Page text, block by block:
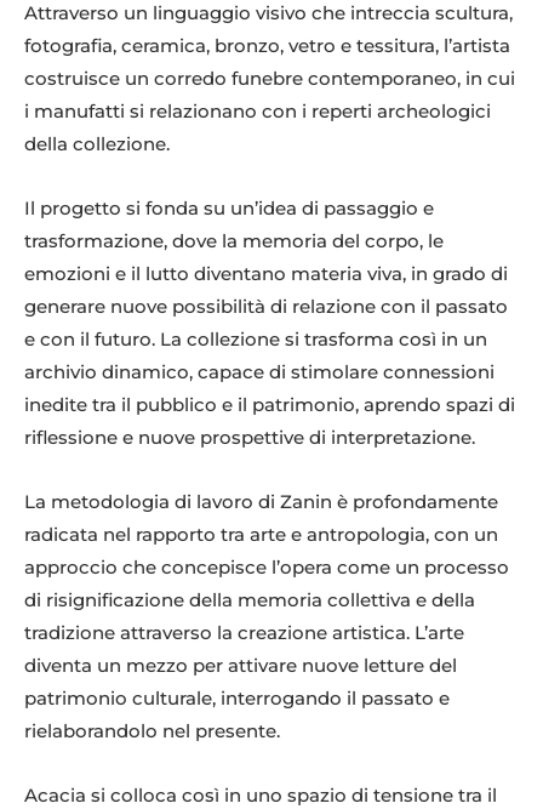
Attraverso un linguaggio visivo che intreccia scultura,
fotografia, ceramica, bronzo, vetro e tessitura, l’artista
costruisce un corredo funebre contemporaneo, in cui
i manufatti si relazionano con i reperti archeologici
della collezione.
Il progetto si fonda su un’idea di passaggio e
trasformazione, dove la memoria del corpo, le
emozioni e il lutto diventano materia viva, in grado di
generare nuove possibilità di relazione con il passato
e con il futuro. La collezione si trasforma così in un
archivio dinamico, capace di stimolare connessioni
inedite tra il pubblico e il patrimonio, aprendo spazi di
riflessione e nuove prospettive di interpretazione.
La metodologia di lavoro di Zanin è profondamente
radicata nel rapporto tra arte e antropologia, con un
approccio che concepisce l’opera come un processo
di risignificazione della memoria collettiva e della
tradizione attraverso la creazione artistica. L’arte
diventa un mezzo per attivare nuove letture del
patrimonio culturale, interrogando il passato e
rielaborandolo nel presente.
Acacia si colloca così in uno spazio di tensione tra il